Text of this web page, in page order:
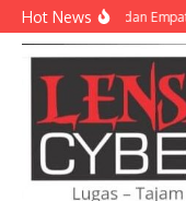
Lewati ke konten
Hot NewsTNI AD dan